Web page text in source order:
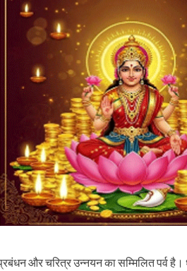
और चरित्र उन्नयन का सम्मिलित पर्व